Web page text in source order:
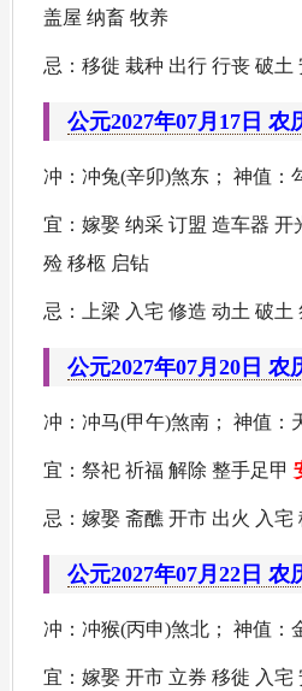
盖屋 纳畜 牧养
忌：移徙 栽种 出行 行丧 破土
公元2027年07月17日 农
冲：冲兔(辛卯)煞东； 神值：
宜：嫁娶 纳采 订盟 造车器 开
殓 移柩 启钻
忌：上梁 入宅 修造 动土 破土
公元2027年07月20日 农
冲：冲马(甲午)煞南； 神值：
宜：祭祀 祈福 解除 整手足甲
忌：嫁娶 斋醮 开市 出火 入宅
公元2027年07月22日 农
冲：冲猴(丙申)煞北； 神值：
宜：嫁娶 开市 立券 移徙 入宅